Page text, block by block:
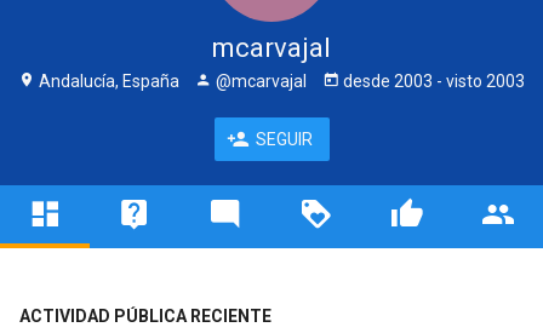
mcarvajal
Andalucía, España @mcarvajal desde 2003 - visto 2003
SEGUIR
ACTIVIDAD PÚBLICA RECIENTE